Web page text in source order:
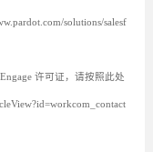
solutions/salesf
许可证，请按照此处